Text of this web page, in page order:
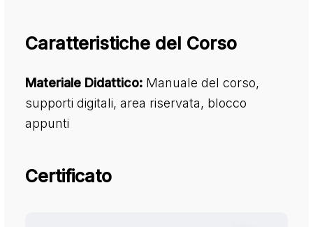
Caratteristiche del Corso
Materiale Didattico: Manuale del corso,
supporti digitali, area riservata, blocco
appunti
Certificato